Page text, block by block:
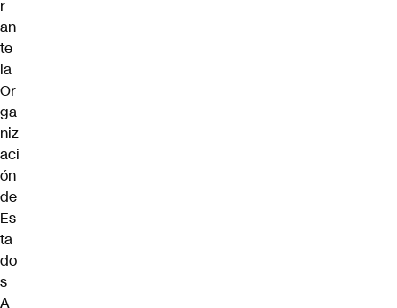
r
an
te
la
Or
ga
niz
aci
ón
de
Es
ta
do
s
A